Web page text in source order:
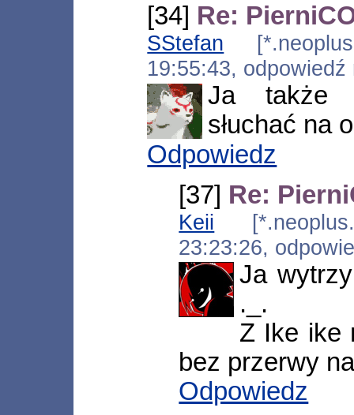
[34] Re:
SStefan
19:55:43,
Ja także
słuchać na
Odpowiedz
[37] Re:
Keii
23:23:26,
Ja
._.
Z Ike ike
bez przerwy
Odpowiedz